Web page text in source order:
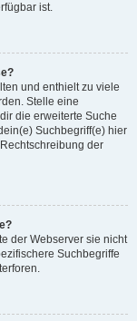
ist.
und enthielt zu viele
Stelle eine
die erweiterte Suche
Suchbegriff(e) hier
der
der Webserver sie nicht
Suchbegriffe